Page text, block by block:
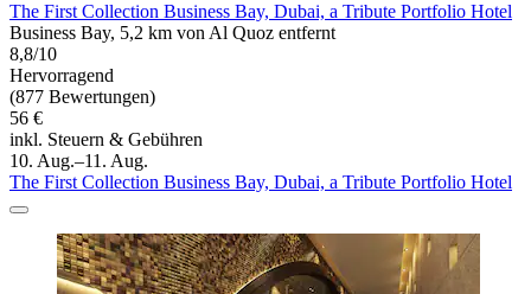
The First Collection Business Bay, Dubai, a Tribute Portfolio Hotel
Business Bay, 5,2 km von Al Quoz entfernt
8,8/10
Hervorragend
(877 Bewertungen)
56 €
inkl. Steuern & Gebühren
10. Aug.–11. Aug.
The First Collection Business Bay, Dubai, a Tribute Portfolio Hotel